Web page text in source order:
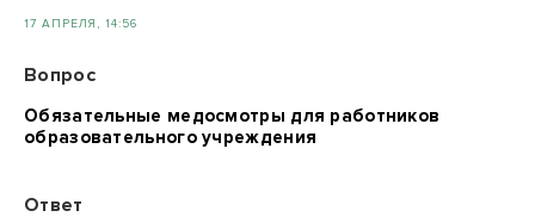
17 АПРЕЛЯ, 14:56
Вопрос
Обязательные медосмотры для работников
образовательного учреждения
Ответ